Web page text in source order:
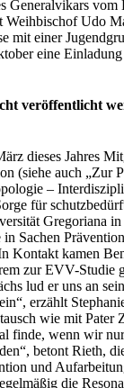
Generalvikars vom
Weihbischof Udo
mit einer
eine Einladung
veröffentlicht
dieses Jahres
(siehe auch „Zur
–
für
Gregoriana
Sachen
Kontakt kamen
zur EVV-Studie
lud er uns an
erzählt
wie mit Pater
finde, wenn wir
betont Rieth,
und
die